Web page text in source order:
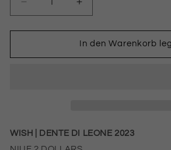
Verringere
die
Menge
Symbole
|
Erhöhe
die
Menge
für
Symbole
|
In den Warenkorb
WISH | DENTE DI LEONE 2023